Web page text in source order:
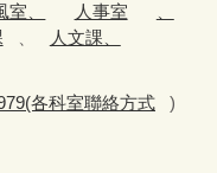
室、 人事室
人文課、
各科室聯絡方式 )